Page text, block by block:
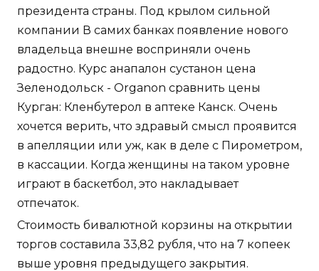
президента страны. Под крылом сильной
компании В самих банках появление нового
владельца внешне восприняли очень
радостно. Курс анапалон сустанон цена
Зеленодольск - Organon сравнить цены
Курган: Кленбутерол в аптеке Канск. Очень
хочется верить, что здравый смысл проявится
в апелляции или уж, как в деле с Пирометром,
в кассации. Когда женщины на таком уровне
играют в баскетбол, это накладывает
отпечаток.
Стоимость бивалютной корзины на открытии
торгов составила 33,82 рубля, что на 7 копеек
выше уровня предыдущего закрытия.